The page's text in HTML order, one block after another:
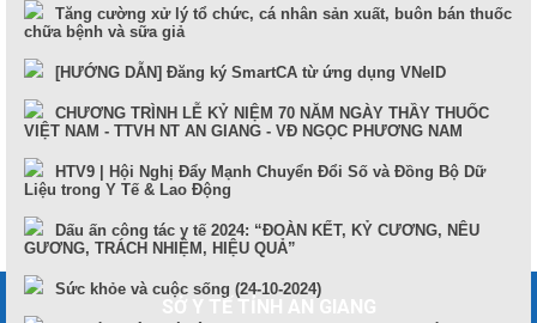
Tăng cường xử lý tổ chức, cá nhân sản xuất, buôn bán thuốc
chữa bệnh và sữa giả
[HƯỚNG DẪN] Đăng ký SmartCA từ ứng dụng VNeID
CHƯƠNG TRÌNH LỄ KỶ NIỆM 70 NĂM NGÀY THẦY THUỐC
VIỆT NAM - TTVH NT AN GIANG - VĐ NGỌC PHƯƠNG NAM
HTV9 | Hội Nghị Đẩy Mạnh Chuyển Đổi Số và Đồng Bộ Dữ
Liệu trong Y Tế & Lao Động
Dấu ấn công tác y tế 2024: “ĐOÀN KẾT, KỶ CƯƠNG, NÊU
GƯƠNG, TRÁCH NHIỆM, HIỆU QUẢ”
Sức khỏe và cuộc sống (24-10-2024)